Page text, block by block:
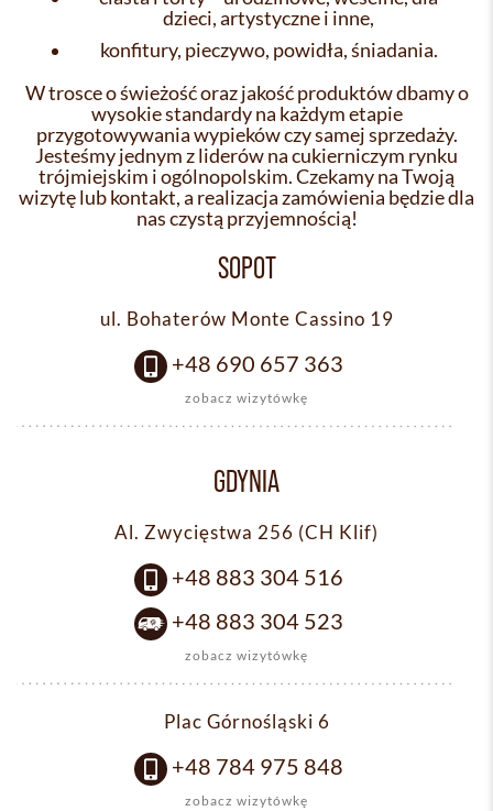
dzieci, artystyczne i inne,
konfitury, pieczywo, powidła, śniadania.
W trosce o świeżość oraz jakość produktów dbamy o
wysokie standardy na każdym etapie
przygotowywania wypieków czy samej sprzedaży.
Jesteśmy jednym z liderów na cukierniczym rynku
trójmiejskim i ogólnopolskim. Czekamy na Twoją
wizytę lub kontakt, a realizacja zamówienia będzie dla
nas czystą przyjemnością!
SOPOT
ul. Bohaterów Monte Cassino 19
+48 690 657 363
zobacz wizytówkę
GDYNIA
Al. Zwycięstwa 256 (CH Klif)
+48 883 304 516
+48 883 304 523
zobacz wizytówkę
Plac Górnośląski 6
+48 784 975 848
zobacz wizytówkę